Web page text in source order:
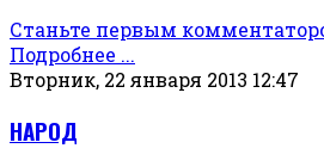
Станьте первым
Подробнее ...
Вторник, 22 января 2013 12:47
НАРОД